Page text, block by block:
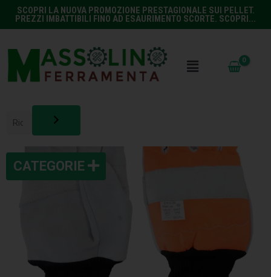
SCOPRI LA NUOVA PROMOZIONE PRESTAGIONALE SUI PELLET.
PREZZI IMBATTIBILI FINO AD ESAURIMENTO SCORTE. SCOPRI...